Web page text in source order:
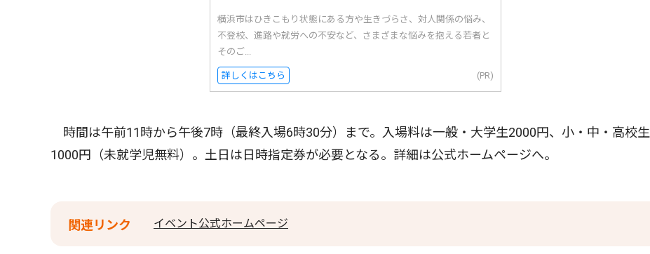
横浜市はひきこもり状態にある方や生きづらさ、対人関係の悩み、
不登校、進路や就労への不安など、さまざまな悩みを抱える若者と
そのご...
詳しくはこちら (PR)
時間は午前11時から午後7時（最終入場6時30分）まで。入場料は一般・大学生2000円、小・中・高校生
1000円（未就学児無料）。土日は日時指定券が必要となる。詳細は公式ホームページへ。
関連リンク イベント公式ホームページ